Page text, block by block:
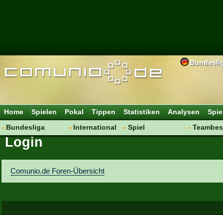
Home Spielen Pokal Tippen Statistiken Analysen
Bundesliga
Hot News
Spielanalyse
Vereinsdiskussion
International
Spiel
Login
Comunio.de Foren-Übersicht